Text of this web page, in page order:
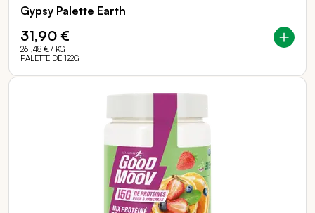
Gypsy Palette Earth
31,90 €
261,48 € / KG
PALETTE DE 122G